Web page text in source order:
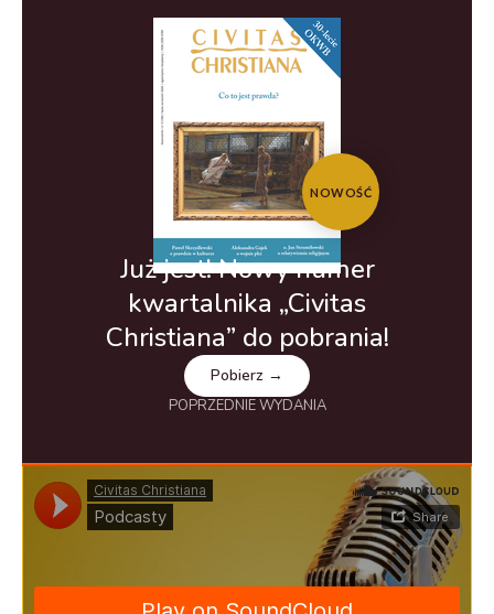
NOWOŚĆ
Już jest! Nowy numer
kwartalnika „Civitas
Christiana” do pobrania!
Pobierz →
POPRZEDNIE WYDANIA